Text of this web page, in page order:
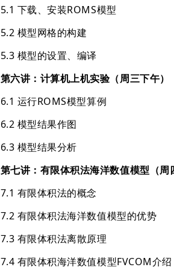
5.1 下载、安装ROMS模型
5.2 模型网格的构建
5.3 模型的设置、编译
第六讲：计算机上机实验（周三下午）
6.1 运行ROMS模型算例
6.2 模型结果作图
6.3 模型结果分析
第七讲：有限体积法海洋数值模型（周
7.1 有限体积法的概念
7.2 有限体积法海洋数值模型的优势
7.3 有限体积法离散原理
7.4 有限体积海洋数值模型FVCOM介绍